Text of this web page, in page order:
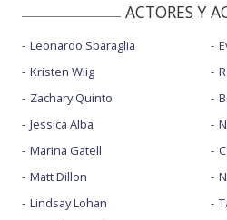
ACTORES Y
Leonardo Sbaraglia
Kristen Wiig
Zachary Quinto
Jessica Alba
Marina Gatell
Matt Dillon
Lindsay Lohan